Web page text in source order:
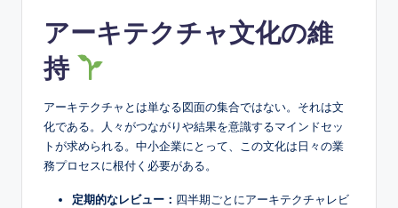
アーキテクチャ文化の維
持
アーキテクチャとは単なる図面の集合ではない。それは文
化である。人々がつながりや結果を意識するマインドセッ
トが求められる。中小企業にとって、この文化は日々の業
務プロセスに根付く必要がある。
定期的なレビュー： 四半期ごとにアーキテクチャレビ